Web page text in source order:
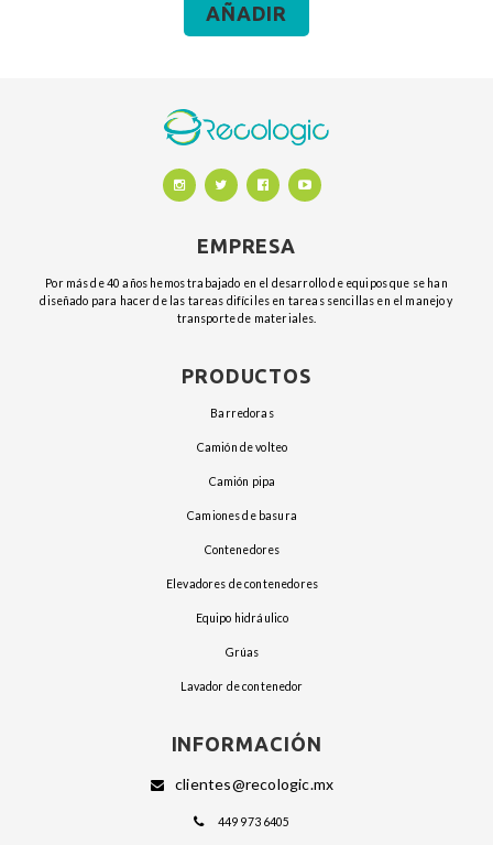
AÑADIR
EMPRESA
Por más de 40 años hemos trabajado en el desarrollo de equipos que se han
diseñado para hacer de las tareas difíciles en tareas sencillas en el manejo y
transporte de materiales.
PRODUCTOS
barredoras
camión de volteo
camión pipa
camiones de basura
contenedores
elevadores de contenedores
equipo hidráulico
grúas
lavador de contenedor
INFORMACIÓN
clientes@recologic.mx
449 973 6405